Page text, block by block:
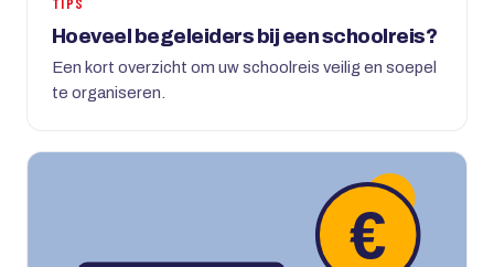
Hoeveel begeleiders bij een schoolreis?
Een kort overzicht om uw schoolreis veilig en soepel
te organiseren.